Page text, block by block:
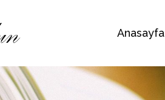
Anasayfa